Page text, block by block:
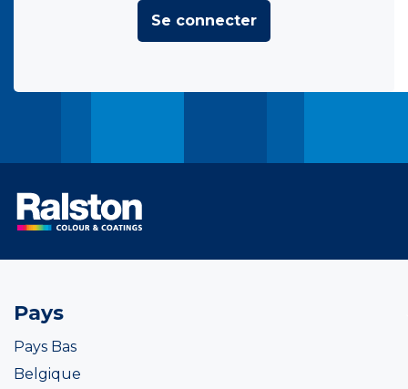
Se connecter
Pays
Pays Bas
Belgique